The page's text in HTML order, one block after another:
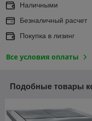
Наличными
Безналичный расчет
Покупка в лизинг
Все условия оплаты
Подобные товары